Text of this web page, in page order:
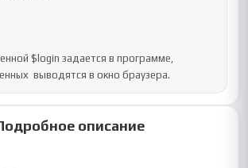
$login задается в программе,
выводятся в окно браузера.
описание